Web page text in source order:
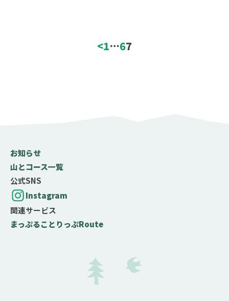
名山
百名山 二百名山
登山する月（百名山限定）
選択した月が、登山するのに適期・最適期である百名山
0 m 4000 m
<1…67
お知らせ
山とコース一覧
公式SNS
Instagram
関連サービス
まっぷることりっぷRoute